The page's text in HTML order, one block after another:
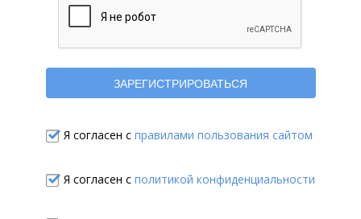
Я согласен с правилами пользования сайтом
Я согласен с политикой конфиденциальности